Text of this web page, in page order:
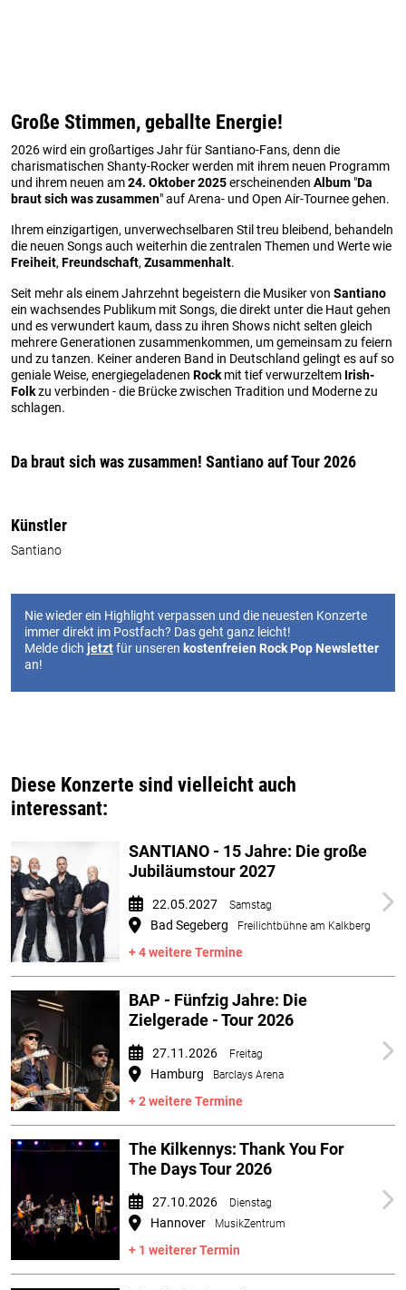
Große Stimmen, geballte Energie!
2026 wird ein großartiges Jahr für Santiano-Fans, denn die
charismatischen Shanty-Rocker werden mit ihrem neuen Programm
und ihrem neuen am24. Oktober 2025erscheinenden Album "Da
braut sich was zusammen" auf Arena- und Open Air-Tournee gehen.
Ihrem einzigartigen, unverwechselbaren Stil treu bleibend, behandeln
die neuen Songs auch weiterhin die zentralen Themen und Werte wie
Freiheit, Freundschaft, Zusammenhalt.
Seit mehr als einem Jahrzehnt begeistern die Musiker von Santiano
ein wachsendes Publikum mit Songs, die direkt unter die Haut gehen
und es verwundert kaum, dass zu ihren Shows nicht selten gleich
mehrere Generationen zusammenkommen, um gemeinsam zu feiern
und zu tanzen. Keiner anderen Band in Deutschland gelingt es auf so
geniale Weise, energiegeladenen Rock mit tief verwurzeltem Irish-
Folkzu verbinden - die Brücke zwischen Tradition und Moderne zu
schlagen.
Da braut sich was zusammen! Santiano auf Tour 2026
Künstler
Santiano
Nie wieder ein Highlight verpassen und die neuesten Konzerte
immer direkt im Postfach? Das geht ganz leicht!
Melde dich jetztfür unseren kostenfreien Rock Pop Newsletter
an!
Diese Konzerte sind vielleicht auch
interessant:
SANTIANO - 15 Jahre: Die große
Jubiläumstour 2027
22.05.2027 Samstag
Bad Segeberg Freilichtbühne am Kalkberg
+ 4 weitere Termine
BAP - Fünfzig Jahre: Die
Zielgerade - Tour 2026
27.11.2026 Freitag
Hamburg Barclays Arena
+ 2 weitere Termine
The Kilkennys: Thank You For
The Days Tour 2026
27.10.2026 Dienstag
Hannover MusikZentrum
+ 1 weiterer Termin